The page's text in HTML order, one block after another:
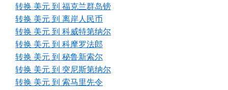
转换 美元 到 福克兰群岛镑
转换 美元 到 离岸人民币
转换 美元 到 科威特第纳尔
转换 美元 到 科摩罗法郎
转换 美元 到 秘鲁新索尔
转换 美元 到 突尼斯第纳尔
转换 美元 到 索马里先令